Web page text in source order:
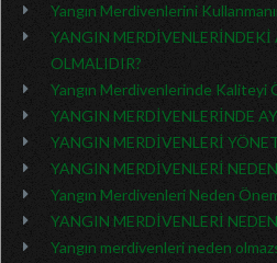
Yangın Merdivenlerini
YANGIN MERDİVENLERİNDEKİ
OLMALIDIR?
Yangın Merdivenlerinde Kaliteyi
YANGIN MERDİVENLERİNDE
YANGIN MERDİVENLERİ
YANGIN MERDİVENLERİ
Yangın Merdivenleri Neden
YANGIN MERDİVENLERİ
Yangın merdivenleri neden